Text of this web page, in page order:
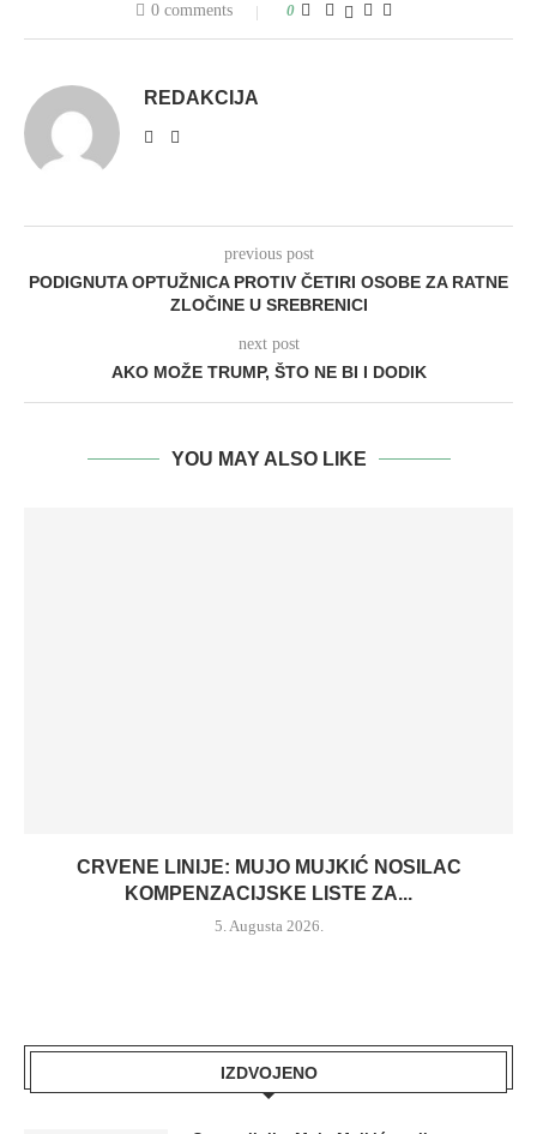
0 comments 0
REDAKCIJA
previous post
PODIGNUTA OPTUŽNICA PROTIV ČETIRI OSOBE ZA RATNE
ZLOČINE U SREBRENICI
next post
AKO MOŽE TRUMP, ŠTO NE BI I DODIK
YOU MAY ALSO LIKE
CRVENE LINIJE: MUJO MUJKIĆ NOSILAC
KOMPENZACIJSKE LISTE ZA...
5. Augusta 2026.
IZDVOJENO